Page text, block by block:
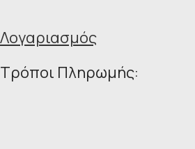
Λογαριασμός
Τρόποι Πληρωμής: